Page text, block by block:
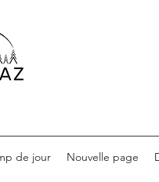
de jour Nouvelle page